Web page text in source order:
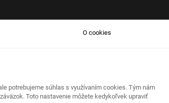
O cookies
potrebujeme súhlas s využívaním cookies. Tým nám
Toto nastavenie môžete kedykoľvek upraviť